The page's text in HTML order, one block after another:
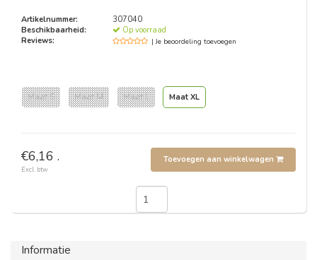
Artikelnummer:
307040
Beschikbaarheid:
Op voorraad
Reviews:
| Je beoordeling toevoegen
Maat S Maat M Maat L Maat XL
€6,16 .
Excl. btw
Toevoegen aan winkelwagen
Informatie